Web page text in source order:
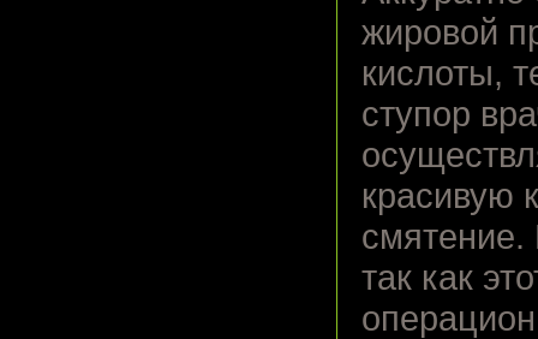
жировой
кислоты,
ступор
красивую
смятение.
так как